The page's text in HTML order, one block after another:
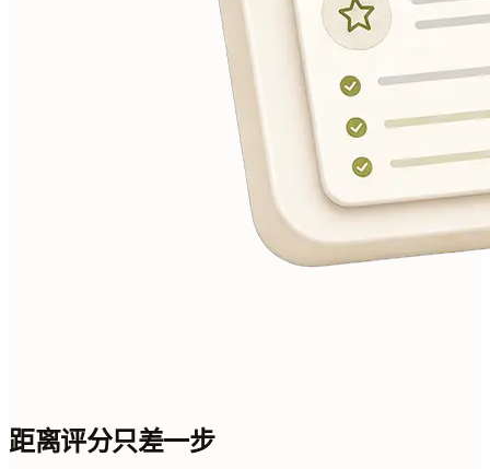
距离评分只差一步